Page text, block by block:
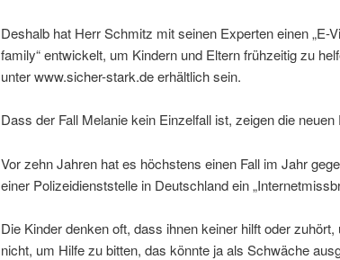
Deshalb hat Herr Schmitz mit seinen Experten einen „E-
family“ entwickelt, um Kindern und Eltern frühzeitig zu
unter www.sicher-stark.de erhältlich sein.
Dass der Fall Melanie kein Einzelfall ist, zeigen die neuen
Vor zehn Jahren hat es höchstens einen Fall im Jahr
einer Polizeidienststelle in Deutschland ein
Die Kinder denken oft, dass ihnen keiner hilft oder
nicht, um Hilfe zu bitten, das könnte ja als Schwäche